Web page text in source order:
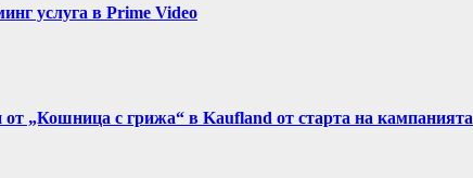
услуга в Prime Video
„Кошница с грижа“ в Kaufland от старта на кампанията